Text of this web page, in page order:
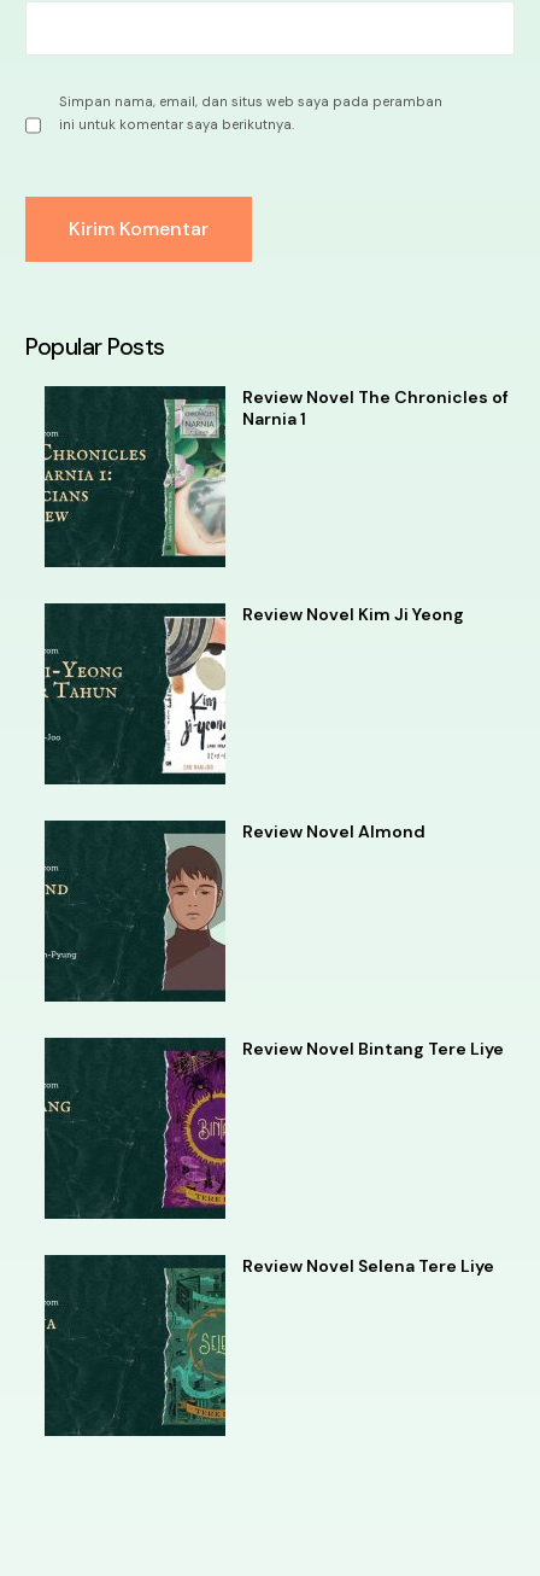
Simpan nama, email, dan situs web saya pada peramban
ini untuk komentar saya berikutnya.
Popular Posts
Review Novel The Chronicles of
Narnia 1
Review Novel Kim Ji Yeong
Review Novel Almond
Review Novel Bintang Tere Liye
Review Novel Selena Tere Liye